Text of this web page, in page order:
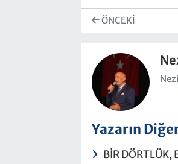
ÖNCEKI
Yazarın
BİR DÖRTLÜK,